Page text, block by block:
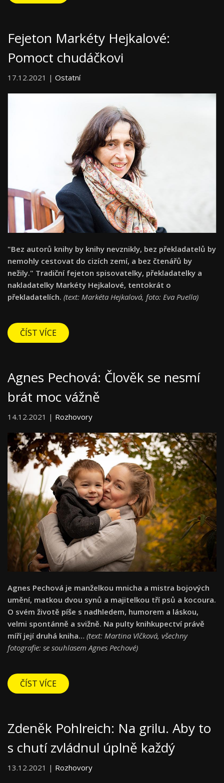
Fejeton Markéty Hejkalové:
Pomoct chudáčkovi
17.12.2021 | Ostatní
"Bez autorů knihy by knihy nevznikly, bez překladatelů by
nemohly cestovat do cizích zemí, a bez čtenářů by
nežily." Tradiční fejeton spisovatelky, překladatelky a
nakladatelky Markéty Hejkalové, tentokrát o
překladatelích. (text: Markéta Hejkalová, foto: Eva Puella)
ČÍST VÍCE
Agnes Pechová: Člověk se nesmí
brát moc vážně
14.12.2021 | Rozhovory
Agnes Pechová je manželkou mnicha a mistra bojových
umění, matkou dvou synů a majitelkou tří psů a kocoura.
O svém životě píše s nadhledem, humorem a láskou,
velmi spontánně a svižně. Na pulty knihkupectví právě
míří její druhá kniha… (text: Martina Vlčková, všechny
fotografie: se souhlasem Agnes Pechové)
ČÍST VÍCE
Zdeněk Pohlreich: Na grilu. Aby to
s chutí zvládnul úplně každý
13.12.2021 | Rozhovory